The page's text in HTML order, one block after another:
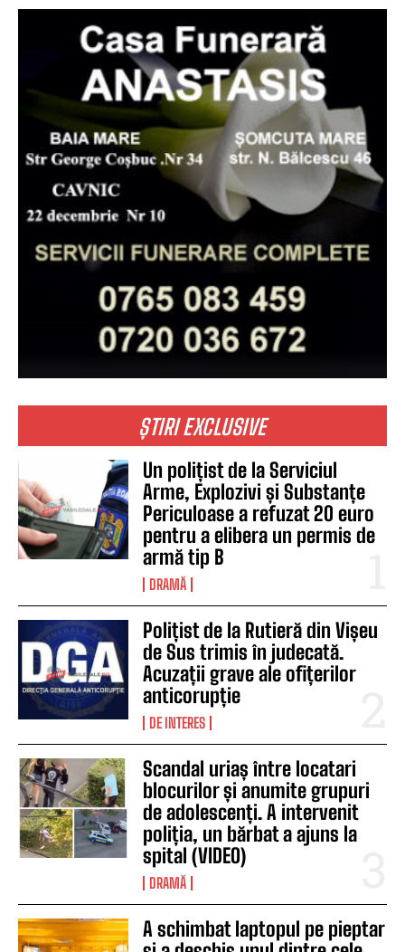
ȘTIRI EXCLUSIVE
Un polițist de la Serviciul
Arme, Explozivi și Substanțe
Periculoase a refuzat 20 euro
pentru a elibera un permis de
armă tip B
DRAMĂ
Polițist de la Rutieră din Vișeu
de Sus trimis în judecată.
Acuzații grave ale ofițerilor
anticorupție
DE INTERES
Scandal uriaș între locatari
blocurilor și anumite grupuri
de adolescenți. A intervenit
poliția, un bărbat a ajuns la
spital (VIDEO)
DRAMĂ
A schimbat laptopul pe pieptar